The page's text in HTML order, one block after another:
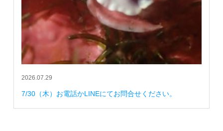
2026.07.29
7/30（木）お電話かLINEにてお問合せください。